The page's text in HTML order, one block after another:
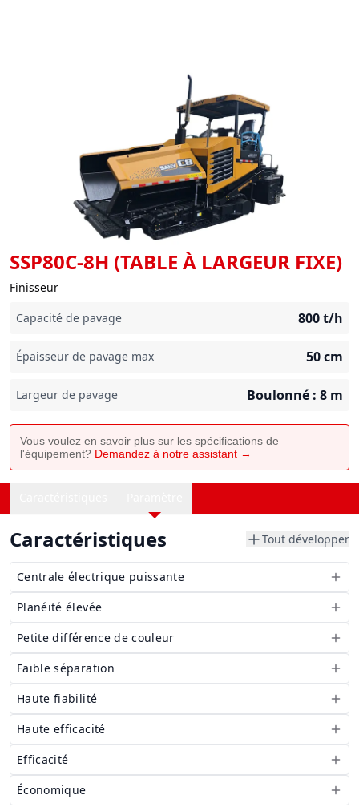
SSP80C-8H (TABLE À LARGEUR FIXE)
Finisseur
Capacité de pavage
800t/h
Épaisseur de pavage max 50cm
Largeur de pavage Boulonné : 8 m
Vous voulez en savoir plus sur les spécifications de
l'équipement? Demandez à notre assistant →
Caractéristiques Tout développer
Centrale électrique puissante
Planéité élevée
Petite différence de couleur
Faible séparation
Haute fiabilité
Haute efficacité
Efficacité
Économique